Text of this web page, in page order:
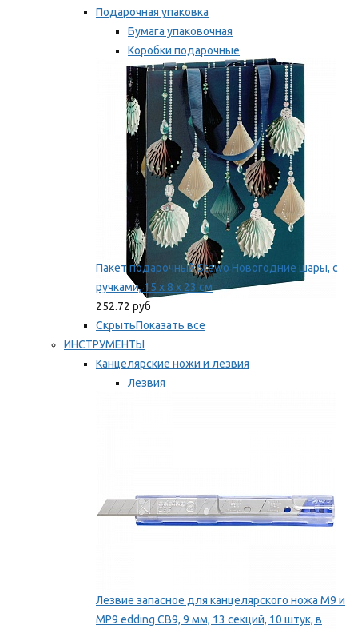
Подарочная упаковка
Бумага упаковочная
Коробки подарочные
Ленты, бобины
Мы рекомендуем
Пакет подарочный Stewo Новогодние шары, с
ручками, 15 х 8 х 23 см
252.72 руб
СкрытьПоказать все
ИНСТРУМЕНТЫ
Канцелярские ножи и лезвия
Лезвия
Лезвие запасное для канцелярского ножа M9 и
MP9 edding CB9, 9 мм, 13 секций, 10 штук, в